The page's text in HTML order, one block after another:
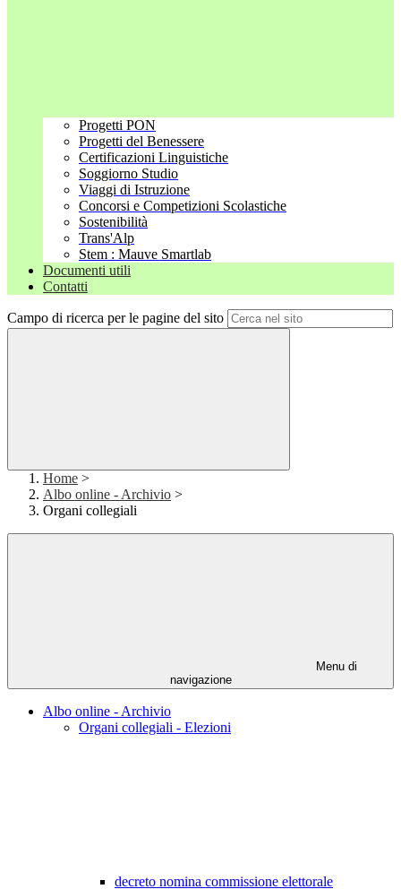
Progetti PON
Progetti del Benessere
Certificazioni Linguistiche
Soggiorno Studio
Viaggi di Istruzione
Concorsi e Competizioni Scolastiche
Sostenibilità
Trans'Alp
Stem : Mauve Smartlab
Documenti utili
Contatti
Campo di ricerca per le pagine del sito
Home >
Albo online - Archivio >
Organi collegiali
Menu di
navigazione
Albo online - Archivio
Organi collegiali - Elezioni
decreto nomina commissione elettorale